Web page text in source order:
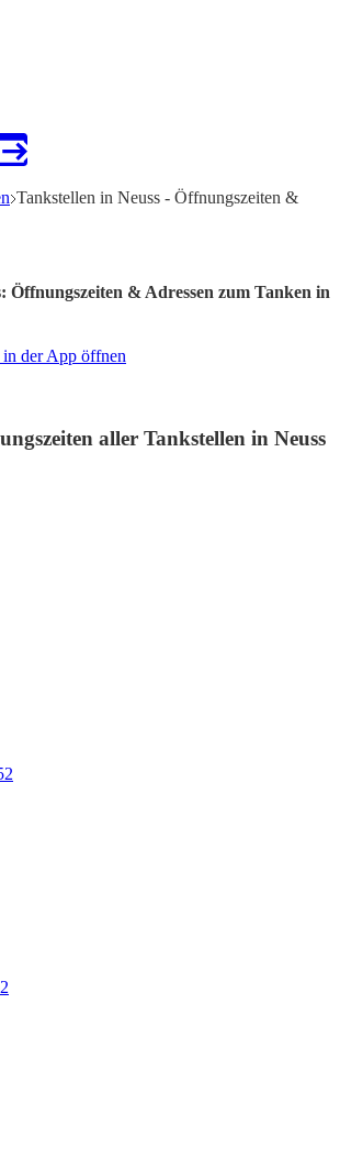
Tankstellen in Neuss - Öffnungszeiten &
Öffnungszeiten & Adressen zum Tanken in
der App öffnen
aller Tankstellen in Neuss